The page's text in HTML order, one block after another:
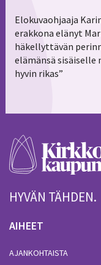
Elokuvaohjaaja
erakkona elänyt
häkellyttävän
elämänsä
hyvin rikas”
HYVÄN TÄHDEN.
AIHEET
AJANKOHTAISTA